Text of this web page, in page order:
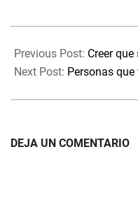
03-
17
Previous Post: Creer
Next Post: Personas
DEJA UN COMENTARIO